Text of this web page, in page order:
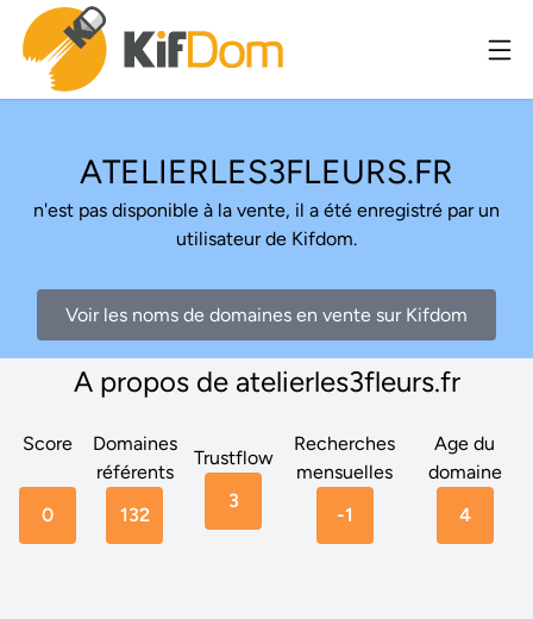
ATELIERLES3FLEURS.FR
n'est pas disponible à la vente, il a été enregistré par un
utilisateur de Kifdom.
Voir les noms de domaines en vente sur Kifdom
A propos de atelierles3fleurs.fr
Score
0
Domaines
référents
132
Trustflow
3
Recherches
mensuelles
-1
Age du
domaine
4